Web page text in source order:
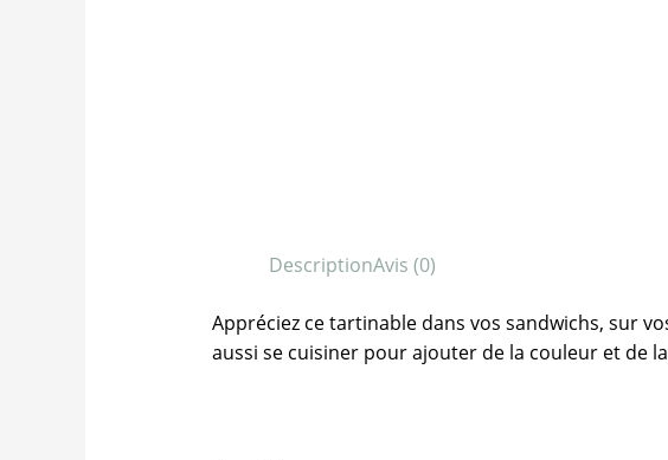
DescriptionAvis (0)
Appréciez ce tartinable dans vos sandwichs, sur
aussi se cuisiner pour ajouter de la couleur et de